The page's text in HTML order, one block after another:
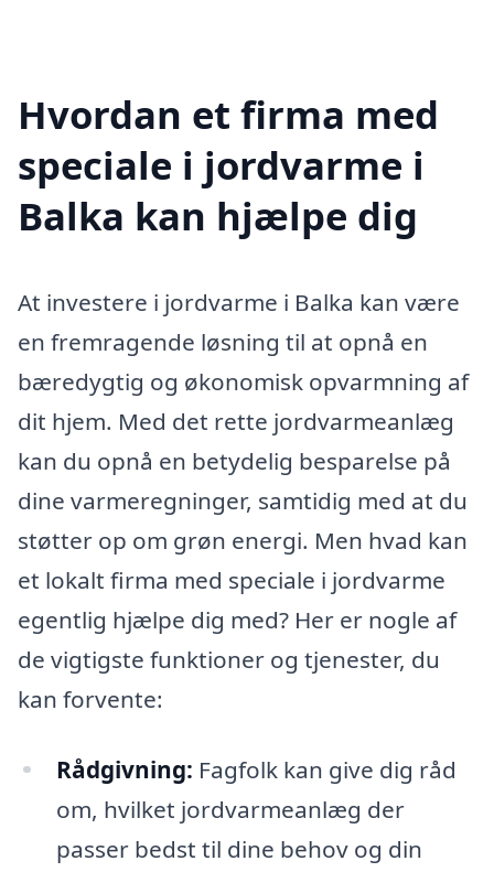
Hvordan et firma med
speciale i jordvarme i
Balka kan hjælpe dig
At investere i jordvarme i Balka kan være
en fremragende løsning til at opnå en
bæredygtig og økonomisk opvarmning af
dit hjem. Med det rette jordvarmeanlæg
kan du opnå en betydelig besparelse på
dine varmeregninger, samtidig med at du
støtter op om grøn energi. Men hvad kan
et lokalt firma med speciale i jordvarme
egentlig hjælpe dig med? Her er nogle af
de vigtigste funktioner og tjenester, du
kan forvente:
Rådgivning: Fagfolk kan give dig råd
om, hvilket jordvarmeanlæg der
passer bedst til dine behov og din